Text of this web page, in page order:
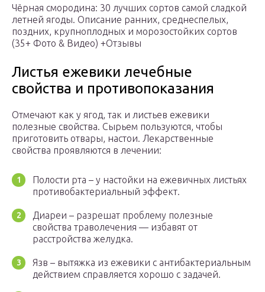
Чёрная смородина: 30 лучших сортов самой сладкой
летней ягоды. Описание ранних, среднеспелых,
поздних, крупноплодных и морозостойких сортов
(35+ Фото & Видео) +Отзывы
Листья ежевики лечебные
свойства и противопоказания
Отмечают как у ягод, так и листьев ежевики
полезные свойства. Сырьем пользуются, чтобы
приготовить отвары, настои. Лекарственные
свойства проявляются в лечении:
Полости рта – у настойки на ежевичных листьях
противобактериальный эффект.
Диареи – разрешат проблему полезные
свойства траволечения — избавят от
расстройства желудка.
Язв – вытяжка из ежевики с антибактериальным
действием справляется хорошо с задачей.